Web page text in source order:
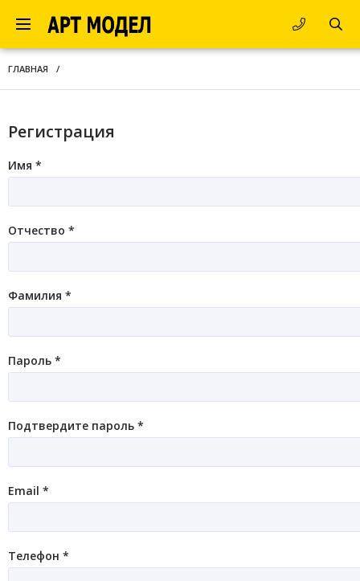
ГЛАВНАЯ /
Регистрация
Имя *
Отчество *
Фамилия *
Пароль *
Подтвердите пароль *
Email *
Телефон *